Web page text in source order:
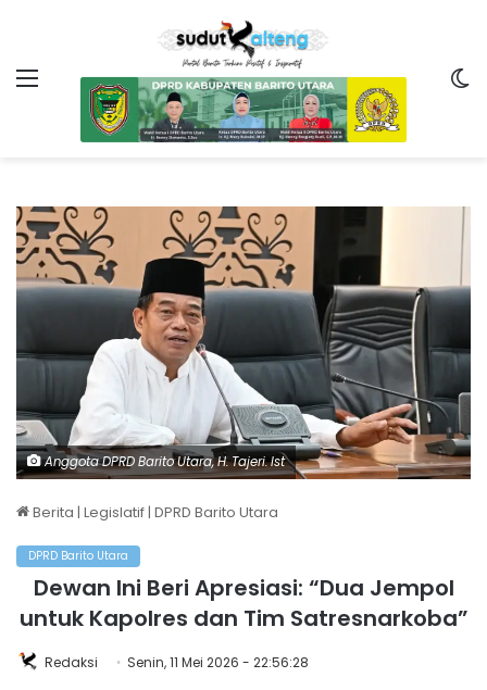
Menu
Anggota DPRD Barito Utara, H. Tajeri. Ist
Berita | Legislatif | DPRD Barito Utara
DPRD Barito Utara
Dewan Ini Beri Apresiasi: “Dua Jempol
untuk Kapolres dan Tim Satresnarkoba”
Redaksi Senin, 11 Mei 2026 - 22:56:28